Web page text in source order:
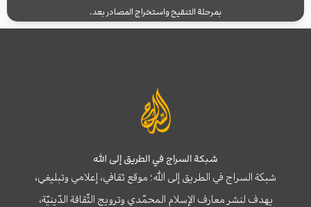
بمرحلة التنقيح واستخراج المصادر بعد.
شبكة السراج في الطريق إلى الله
شبكة السراج في الطريق إلى الله؛ موقع ثقافي، إعلامي وتبليغي،
يهدف لنشر معارف الإسلام المحمّدي وترويج الثّقافة الدّينيّة،